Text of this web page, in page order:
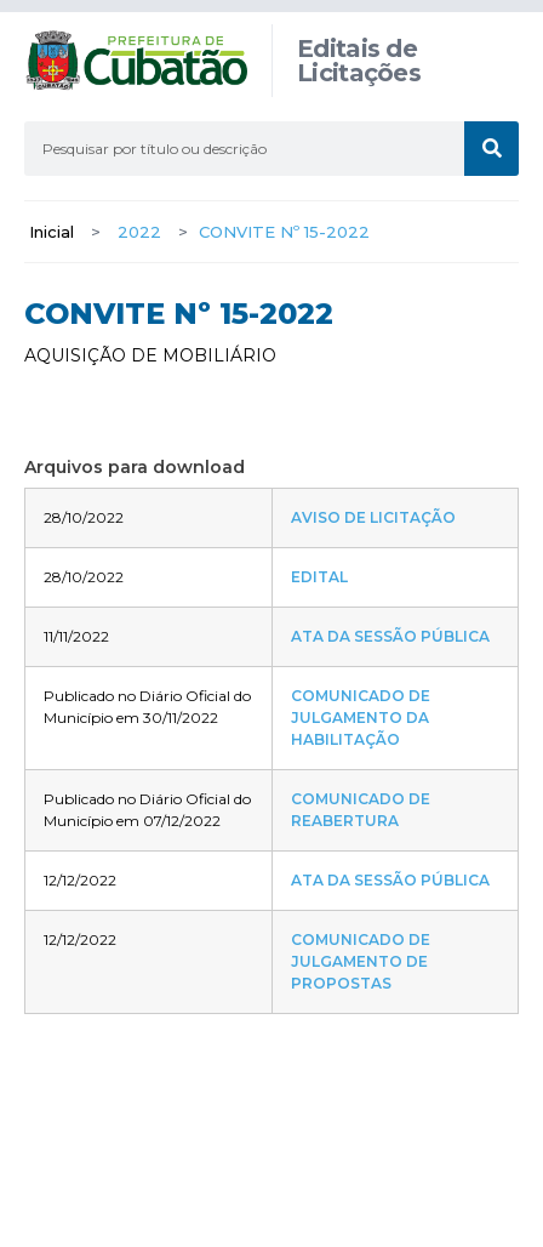
Editais de
Licitações
Inicial > 2022 > CONVITE Nº 15-2022
CONVITE Nº 15-2022
AQUISIÇÃO DE MOBILIÁRIO
Arquivos para download
28/10/2022 AVISO DE LICITAÇÃO
28/10/2022 EDITAL
11/11/2022 ATA DA SESSÃO PÚBLICA
Publicado no Diário Oficial do
Município em 30/11/2022
COMUNICADO DE
JULGAMENTO DA
HABILITAÇÃO
Publicado no Diário Oficial do
Município em 07/12/2022
COMUNICADO DE
REABERTURA
12/12/2022 ATA DA SESSÃO PÚBLICA
12/12/2022
COMUNICADO DE
JULGAMENTO DE
PROPOSTAS